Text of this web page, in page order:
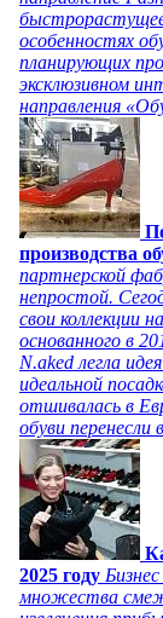
особенностях
планирующих
эксклюзивном
направления
производства
партнерской
непростой.
свои коллекции
основанного в
N.aked легла
идеальной
отшивалась в
обуви перенесли
2025 году
множества